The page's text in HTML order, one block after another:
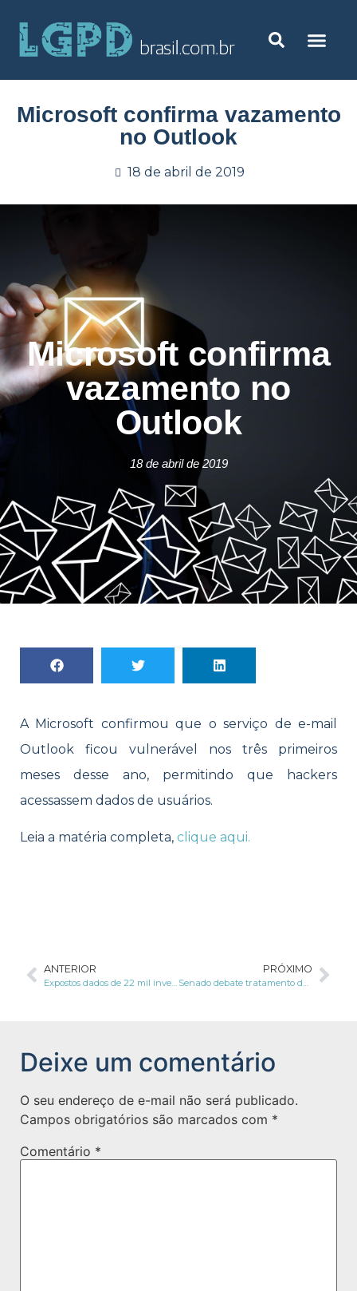
Microsoft confirma vazamento
no Outlook
18 de abril de 2019
Microsoft confirma
vazamento no
Outlook
18 de abril de 2019
A Microsoft confirmou que o serviço de e-mail
Outlook ficou vulnerável nos três primeiros
meses desse ano, permitindo que hackers
acessassem dados de usuários.
Leia a matéria completa, clique aqui.
ANTERIOR PRÓXIMO
Deixe um comentário
O seu endereço de e-mail não será publicado.
Campos obrigatórios são marcados com *
Comentário *